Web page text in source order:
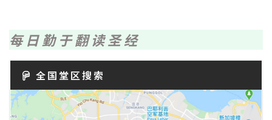
每日勤于翻读圣经
全国堂区搜索